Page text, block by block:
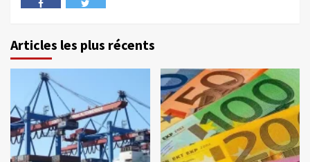
Articles les plus récents